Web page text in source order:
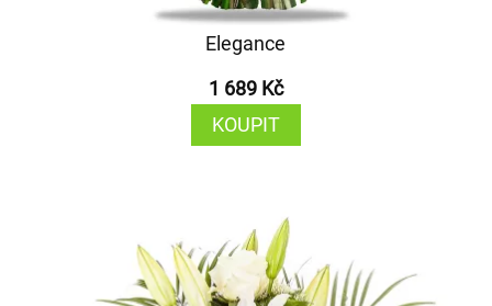
Elegance
1 689 Kč
KOUPIT